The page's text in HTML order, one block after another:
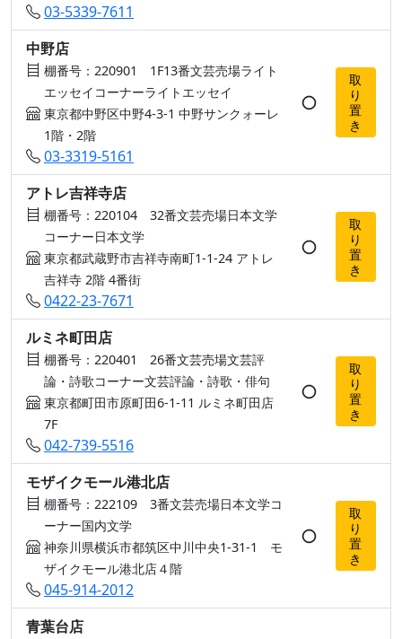
03-5339-7611
中野店
棚番号：220901 1F13番文芸売場ライト
エッセイコーナーライトエッセイ
東京都中野区中野4-3-1 中野サンクォーレ
1階・2階
03-3319-5161
○
取
り
置
き
アトレ吉祥寺店
棚番号：220104 32番文芸売場日本文学
コーナー日本文学
東京都武蔵野市吉祥寺南町1-1-24 アトレ
吉祥寺 2階 4番街
0422-23-7671
○
取
り
置
き
ルミネ町田店
棚番号：220401 26番文芸売場文芸評
論・詩歌コーナー文芸評論・詩歌・俳句
東京都町田市原町田6-1-11 ルミネ町田店
7F
042-739-5516
○
取
り
置
き
モザイクモール港北店
棚番号：222109 3番文芸売場日本文学コ
ーナー国内文学
神奈川県横浜市都筑区中川中央1-31-1 モ
ザイクモール港北店４階
045-914-2012
○
取
り
置
き
青葉台店